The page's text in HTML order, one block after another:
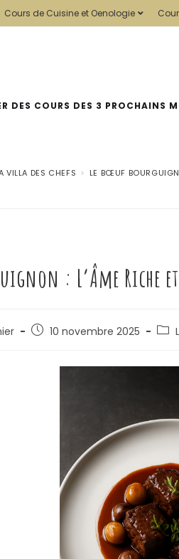
Cours de Cuisine et Oenologie
DES COURS DES 3 PROCHAINS
VILLA DES CHEFS > LE BŒUF
: L’Âme Riche
10 novembre 2025